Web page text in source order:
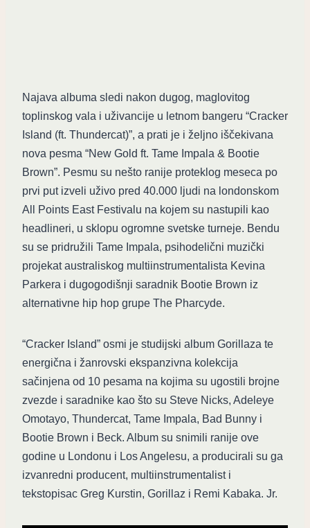
Najava albuma sledi nakon dugog, maglovitog
toplinskog vala i uživancije u letnom bangeru “Cracker
Island (ft. Thundercat)”, a prati je i željno iščekivana
nova pesma “New Gold ft. Tame Impala & Bootie
Brown”. Pesmu su nešto ranije proteklog meseca po
prvi put izveli uživo pred 40.000 ljudi na londonskom
All Points East Festivalu na kojem su nastupili kao
headlineri, u sklopu ogromne svetske turneje. Bendu
su se pridružili Tame Impala, psihodelični muzički
projekat australiskog multiinstrumentalista Kevina
Parkera i dugogodišnji saradnik Bootie Brown iz
alternativne hip hop grupe The Pharcyde.
“Cracker Island” osmi je studijski album Gorillaza te
energična i žanrovski ekspanzivna kolekcija
sačinjena od 10 pesama na kojima su ugostili brojne
zvezde i saradnike kao što su Steve Nicks, Adeleye
Omotayo, Thundercat, Tame Impala, Bad Bunny i
Bootie Brown i Beck. Album su snimili ranije ove
godine u Londonu i Los Angelesu, a producirali su ga
izvanredni producent, multiinstrumentalist i
tekstopisac Greg Kurstin, Gorillaz i Remi Kabaka. Jr.